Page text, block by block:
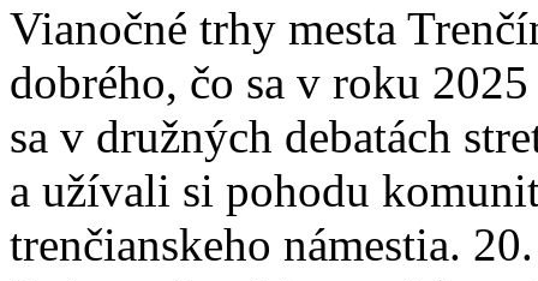
Vianočné trhy mesta
dobrého, čo sa v roku
sa v družných debatách
a užívali si pohodu
trenčianskeho námestia.